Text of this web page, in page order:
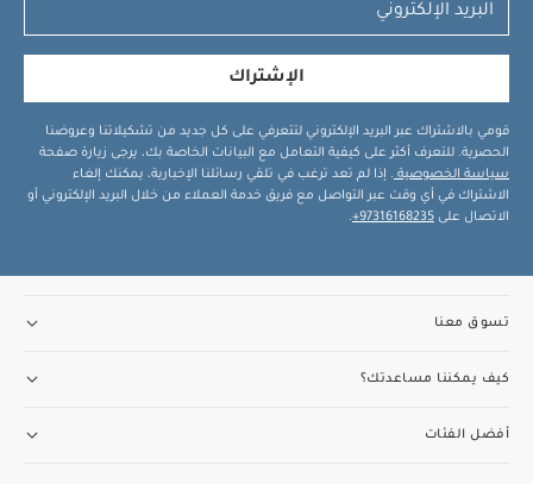
الإشتراك
قومي بالاشتراك عبر البريد الإلكتروني لتتعرفي على كل جديد من تشكيلاتنا وعروضنا
الحصرية. للتعرف أكثر على كيفية التعامل مع البيانات الخاصة بك، يرجى زيارة صفحة
سياسة الخصوصية . إذا لم تعد ترغب في تلقي رسائلنا الإخبارية، يمكنك إلغاء
الاشتراك في أي وقت عبر التواصل مع فريق خدمة العملاء من خلال البريد الإلكتروني أو
الاتصال على 97316168235+
.
تسوق معنا
كيف يمكننا مساعدتك؟
أفضل الفئات